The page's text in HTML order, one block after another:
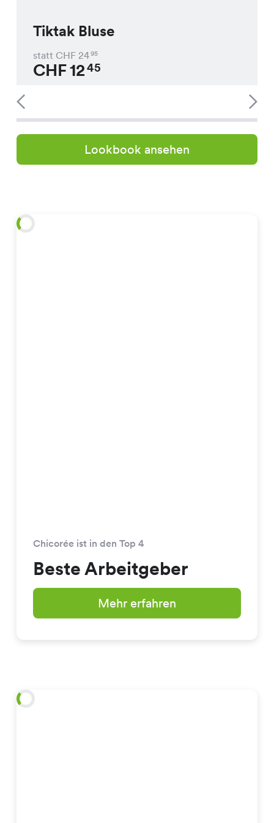
Tiktak Bluse
statt CHF 2495
CHF1245
Lookbook ansehen
Chicorée ist in den Top 4
Beste Arbeitgeber
Mehr erfahren